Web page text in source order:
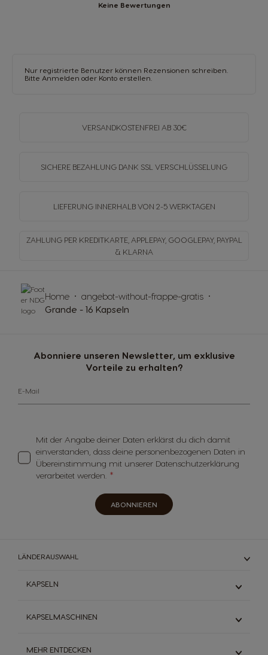
Keine Bewertungen
Nur registrierte Benutzer können Rezensionen schreiben.
Bitte Anmelden oder Konto erstellen
VERSANDKOSTENFREI AB 30€
SICHERE BEZAHLUNG DANK SSL VERSCHLÜSSELUNG
LIEFERUNG INNERHALB VON 2-5 WERKTAGEN
ZAHLUNG PER KREDITKARTE, APPLEPAY, GOOGLEPAY, PAYPAL
& KLARNA
Abonniere unseren Newsletter, um exklusive
Vorteile zu erhalten?
E-Mail
Mit der Angabe deiner Daten erklärst du dich damit
einverstanden, dass deine personenbezogenen Daten in
Übereinstimmung mit unserer Datenschutzerklärung
verarbeitet werden.
ABONNIEREN
Home
angebot-without-frappe-gratis
Grande - 16 Kapseln
LÄNDERAUSWAHL
KAPSELN
Schwarzkaffee
Heiße Schokolade
KAPSELMASCHINEN
MEHR ENTDECKEN